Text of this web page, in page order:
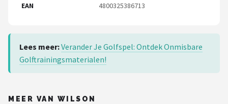
EAN 4800325386713
Lees meer:Verander Je Golfspel: Ontdek Onmisbare
Golftrainingsmaterialen!
MEER VAN WILSON